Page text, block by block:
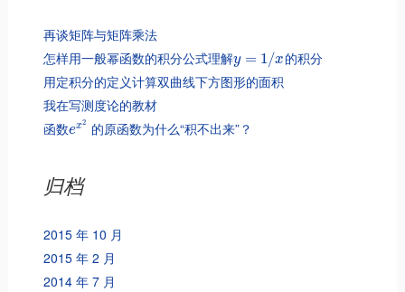
再谈矩阵与矩阵乘法
怎样用一般幂函数的积分公式理解y = 1/x的积分
用定积分的定义计算双曲线下方图形的面积
我在写测度论的教材
函数ex2 的原函数为什么“积不出来”？
归档
2015 年 10 月
2015 年 2 月
2014 年 7 月